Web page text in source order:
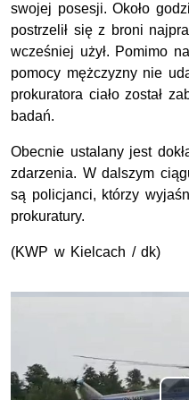
swojej posesji. Około
postrzelił się z broni
wcześniej użył. Pomimo
pomocy mężczyzny nie
prokuratora ciało został
badań.
Obecnie ustalany jest
zdarzenia. W dalszym
są policjanci, którzy
prokuratury.
(KWP w Kielcach / dk)